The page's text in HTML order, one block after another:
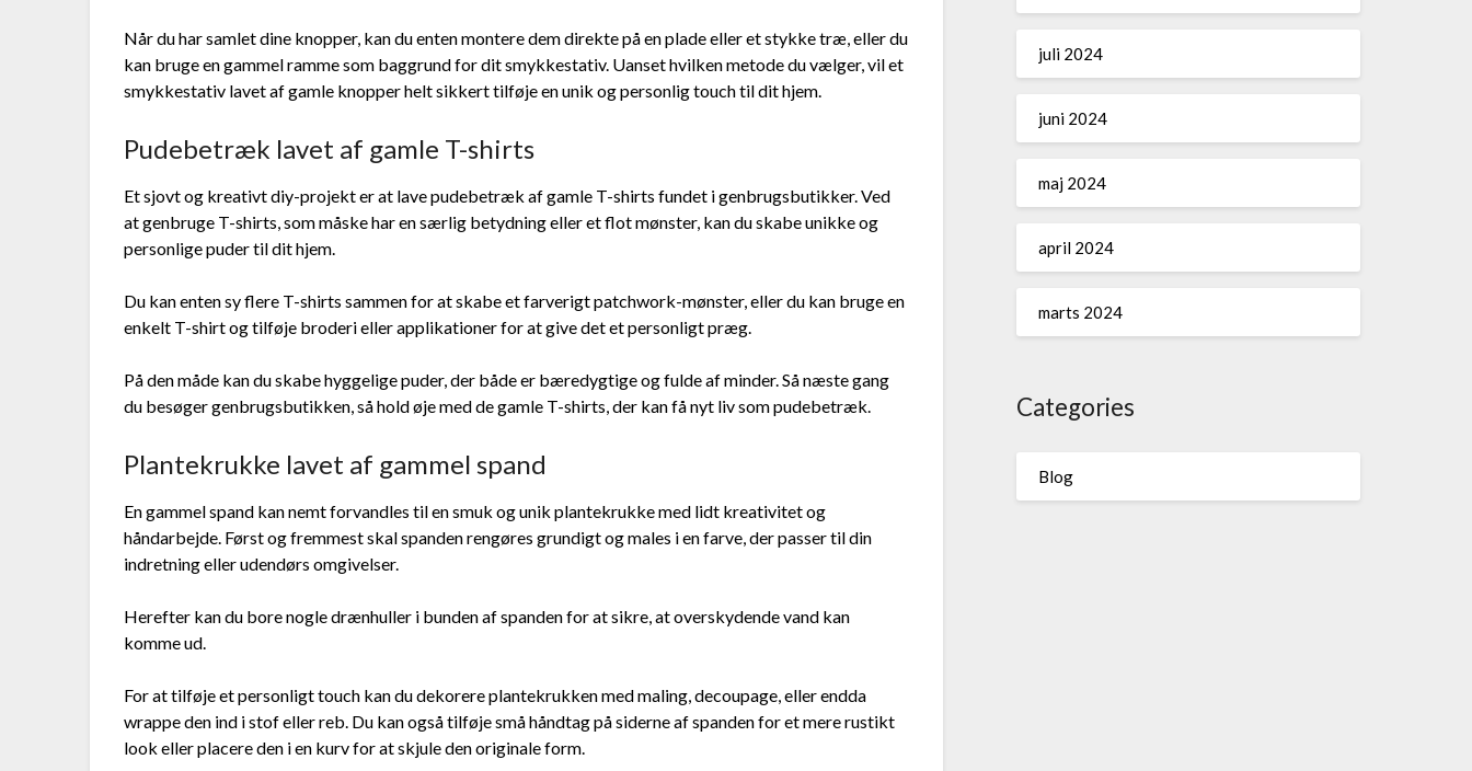
Når du har samlet dine knopper, kan du enten montere dem direkte på en plade eller et stykke træ, eller du
kan bruge en gammel ramme som baggrund for dit smykkestativ. Uanset hvilken metode du vælger, vil et
smykkestativ lavet af gamle knopper helt sikkert tilføje en unik og personlig touch til dit hjem.
Pudebetræk lavet af gamle T-shirts
Et sjovt og kreativt diy-projekt er at lave pudebetræk af gamle T-shirts fundet i genbrugsbutikker. Ved
at genbruge T-shirts, som måske har en særlig betydning eller et flot mønster, kan du skabe unikke og
personlige puder til dit hjem.
Du kan enten sy flere T-shirts sammen for at skabe et farverigt patchwork-mønster, eller du kan bruge en
enkelt T-shirt og tilføje broderi eller applikationer for at give det et personligt præg.
På den måde kan du skabe hyggelige puder, der både er bæredygtige og fulde af minder. Så næste gang
du besøger genbrugsbutikken, så hold øje med de gamle T-shirts, der kan få nyt liv som pudebetræk.
Plantekrukke lavet af gammel spand
En gammel spand kan nemt forvandles til en smuk og unik plantekrukke med lidt kreativitet og
håndarbejde. Først og fremmest skal spanden rengøres grundigt og males i en farve, der passer til din
indretning eller udendørs omgivelser.
Herefter kan du bore nogle drænhuller i bunden af spanden for at sikre, at overskydende vand kan
komme ud.
For at tilføje et personligt touch kan du dekorere plantekrukken med maling, decoupage, eller endda
wrappe den ind i stof eller reb. Du kan også tilføje små håndtag på siderne af spanden for et mere rustikt
look eller placere den i en kurv for at skjule den originale form.
juli 2024
juni 2024
maj 2024
april 2024
marts 2024
Categories
Blog